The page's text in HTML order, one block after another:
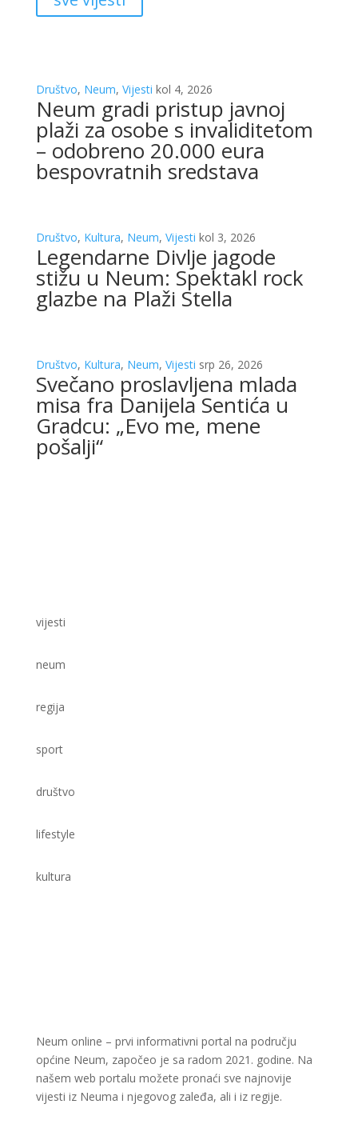
Društvo, Neum, Vijesti kol 4, 2026
Neum gradi pristup javnoj
plaži za osobe s invaliditetom
– odobreno 20.000 eura
bespovratnih sredstava
Društvo, Kultura, Neum, Vijesti kol 3, 2026
Legendarne Divlje jagode
stižu u Neum: Spektakl rock
glazbe na Plaži Stella
Društvo, Kultura, Neum, Vijesti srp 26, 2026
Svečano proslavljena mlada
misa fra Danijela Sentića u
Gradcu: „Evo me, mene
pošalji“
vijesti
neum
regija
sport
društvo
lifestyle
kultura
Neum online – prvi informativni portal na području
općine Neum, započeo je sa radom 2021. godine. Na
našem web portalu možete pronaći sve najnovije
vijesti iz Neuma i njegovog zaleđa, ali i iz regije.